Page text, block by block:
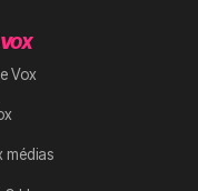
Vox
médias